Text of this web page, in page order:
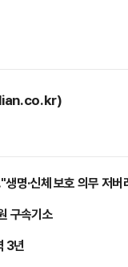
명·신체 보호 의무 저버
구속기소
3년